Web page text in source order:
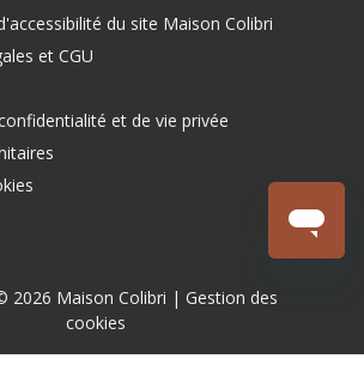
du site Maison Colibri
et CGU
et de vie privée
2026 Maison Colibri | Gestion des
cookies